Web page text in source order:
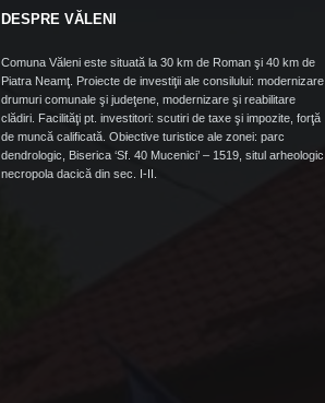
DESPRE VĂLENI
Comuna Văleni este situată la 30 km de Roman şi 40 km de
Piatra Neamţ. Proiecte de investiţii ale consilului: modernizare
drumuri comunale şi judeţene, modernizare şi reabilitare
clădiri. Facilităţi pt. investitori: scutiri de taxe şi impozite, forţă
de muncă calificată. Obiective turistice ale zonei: parc
dendrologic, Biserica ‘Sf. 40 Mucenici’ – 1519, situl arheologic
necropola dacică din sec. I-II.